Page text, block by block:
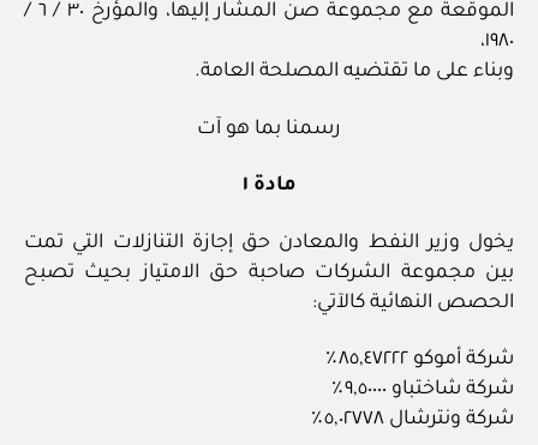
الموقعة مع مجموعة صن المشار إليها، والمؤرخ ٣٠ / ٦ /
١٩٨٠،
وبناء على ما تقتضيه المصلحة العامة.
رسمنا بما هو آت
مادة ١
يخول وزير النفط والمعادن حق إجازة التنازلات التي تمت
بين مجموعة الشركات صاحبة حق الامتياز بحيث تصبح
الحصص النهائية كالآتي:
شركة أموكو ٨٥,٤٧٢٢٢٪
شركة شاختباو ٩,٥٠٠٠٠٪
شركة ونترشال ٥,٠٢٧٧٨٪